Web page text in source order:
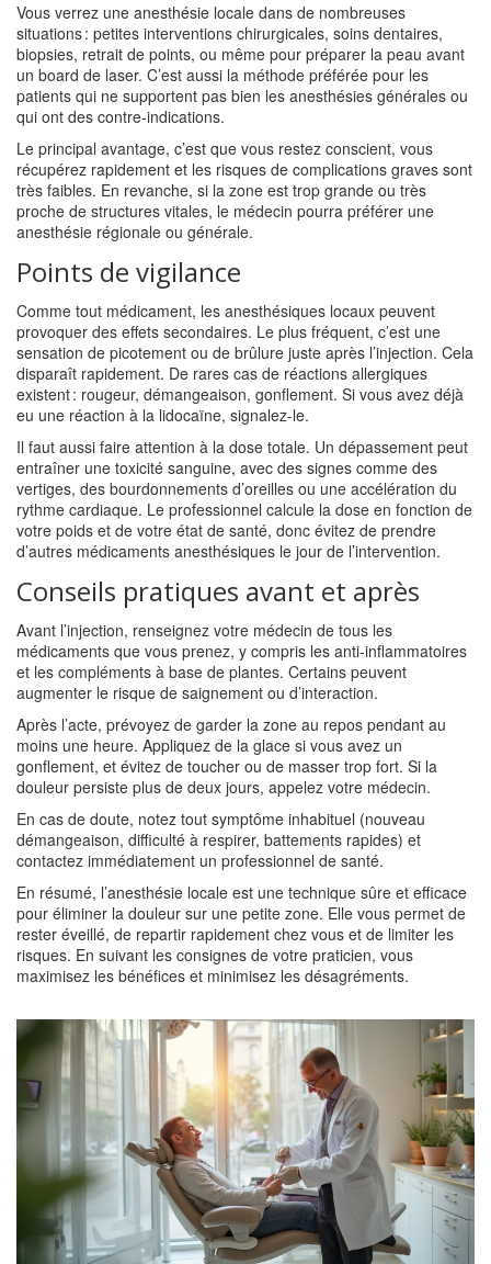
Vous verrez une anesthésie locale dans de nombreuses
situations : petites interventions chirurgicales, soins dentaires,
biopsies, retrait de points, ou même pour préparer la peau avant
un board de laser. C’est aussi la méthode préférée pour les
patients qui ne supportent pas bien les anesthésies générales ou
qui ont des contre‑indications.
Le principal avantage, c’est que vous restez conscient, vous
récupérez rapidement et les risques de complications graves sont
très faibles. En revanche, si la zone est trop grande ou très
proche de structures vitales, le médecin pourra préférer une
anesthésie régionale ou générale.
Points de vigilance
Comme tout médicament, les anesthésiques locaux peuvent
provoquer des effets secondaires. Le plus fréquent, c’est une
sensation de picotement ou de brûlure juste après l’injection. Cela
disparaît rapidement. De rares cas de réactions allergiques
existent : rougeur, démangeaison, gonflement. Si vous avez déjà
eu une réaction à la lidocaïne, signalez-le.
Il faut aussi faire attention à la dose totale. Un dépassement peut
entraîner une toxicité sanguine, avec des signes comme des
vertiges, des bourdonnements d’oreilles ou une accélération du
rythme cardiaque. Le professionnel calcule la dose en fonction de
votre poids et de votre état de santé, donc évitez de prendre
d’autres médicaments anesthésiques le jour de l’intervention.
Conseils pratiques avant et après
Avant l’injection, renseignez votre médecin de tous les
médicaments que vous prenez, y compris les anti‑inflammatoires
et les compléments à base de plantes. Certains peuvent
augmenter le risque de saignement ou d’interaction.
Après l’acte, prévoyez de garder la zone au repos pendant au
moins une heure. Appliquez de la glace si vous avez un
gonflement, et évitez de toucher ou de masser trop fort. Si la
douleur persiste plus de deux jours, appelez votre médecin.
En cas de doute, notez tout symptôme inhabituel (nouveau
démangeaison, difficulté à respirer, battements rapides) et
contactez immédiatement un professionnel de santé.
En résumé, l’anesthésie locale est une technique sûre et efficace
pour éliminer la douleur sur une petite zone. Elle vous permet de
rester éveillé, de repartir rapidement chez vous et de limiter les
risques. En suivant les consignes de votre praticien, vous
maximisez les bénéfices et minimisez les désagréments.